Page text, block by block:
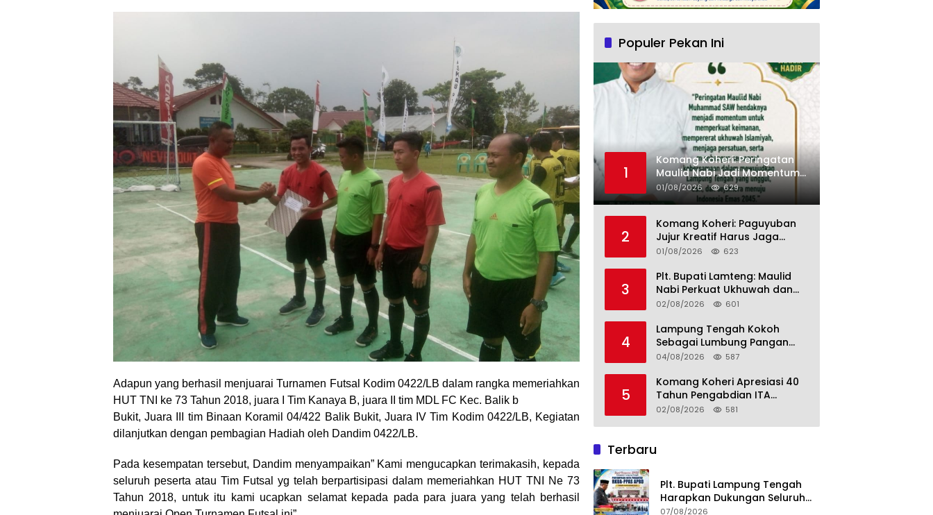
Adapun yang berhasil menjuarai Turnamen Futsal Kodim 0422/LB dalam rangka memeriahkan
HUT TNI ke 73 Tahun 2018, juara I Tim Kanaya B, juara II tim MDL FC Kec. Balik b
Bukit, Juara III tim Binaan Koramil 04/422 Balik Bukit, Juara IV Tim Kodim 0422/LB, Kegiatan
dilanjutkan dengan pembagian Hadiah oleh Dandim 0422/LB.
Pada kesempatan tersebut, Dandim menyampaikan” Kami mengucapkan terimakasih, kepada
seluruh peserta atau Tim Futsal yg telah berpartisipasi dalam memeriahkan HUT TNI Ne 73
Tahun 2018, untuk itu kami ucapkan selamat kepada pada para juara yang telah berhasil
Populer Pekan Ini
1
Komang Koheri: Peringatan
Maulid Nabi Jadi Momentum
Perkuat Ukhuwah Umat di
Lampung Tengah
01/08/2026 629
2
Komang Koheri: Paguyuban
Jujur Kreatif Harus Jaga
Persatuan untuk Kemajuan
01/08/2026 623
3
Plt. Bupati Lamteng: Maulid
Nabi Perkuat Ukhuwah dan
Jaga Kerukunan Umat
02/08/2026 601
4
Lampung Tengah Kokoh
Sebagai Lumbung Pangan
dan Kekuatan Perkebunan
Kemandirian Pangan adalah
Fondasi Menuju Indonesia
Emas 2045
04/08/2026 587
5
Komang Koheri Apresiasi 40
Tahun Pengabdian ITA
Optical Group untuk
02/08/2026 581
Terbaru
Plt. Bupati Lampung Tengah
Harapkan Dukungan Seluruh
Pimpinan DPRD Bahas RKUA-
07/08/2026